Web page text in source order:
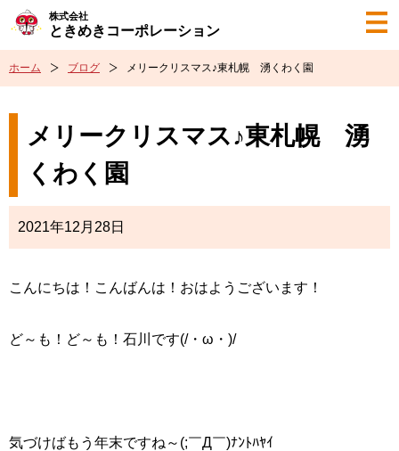
株式会社
ときめきコーポレーション
ホーム ブログ メリークリスマス♪東札幌 湧くわく園
メリークリスマス♪東札幌 湧
くわく園
2021年12月28日
こんにちは！こんばんは！おはようございます！
ど～も！ど～も！石川です(/・ω・)/
気づけばもう年末ですね～(;￣Д￣)ﾅﾝﾄﾊﾔｲ